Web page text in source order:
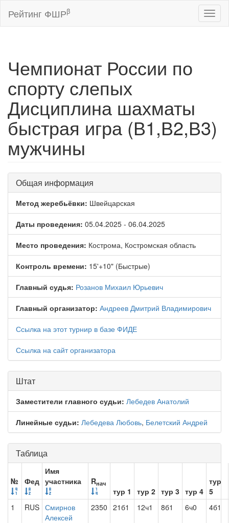
Рейтинг ФШРβ
Чемпионат России по
спорту слепых
Дисциплина шахматы
быстрая игра (В1,В2,В3)
мужчины
Общая информация
Метод жеребьёвки: Швейцарская
Даты проведения: 05.04.2025 - 06.04.2025
Место проведения: Кострома, Костромская область
Контроль времени: 15'+10" (Быстрые)
Главный судья: Розанов Михаил Юрьевич
Главный организатор: Андреев Дмитрий Владимирович
Ссылка на этот турнир в базе ФИДЕ
Ссылка на сайт организатора
Штат
Заместители главного судьи: Лебедев Анатолий
Линейные судьи: Лебедева Любовь, Белетский Андрей
Таблица
№ Фед
Имя
участника
Rнач
тур 1 тур 2 тур 3 тур 4
тур
5
1
RUS Смирнов
Алексей
2350 21б1 12ч1 8б1 6ч0 4б1